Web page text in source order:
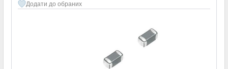
Додати до обраних